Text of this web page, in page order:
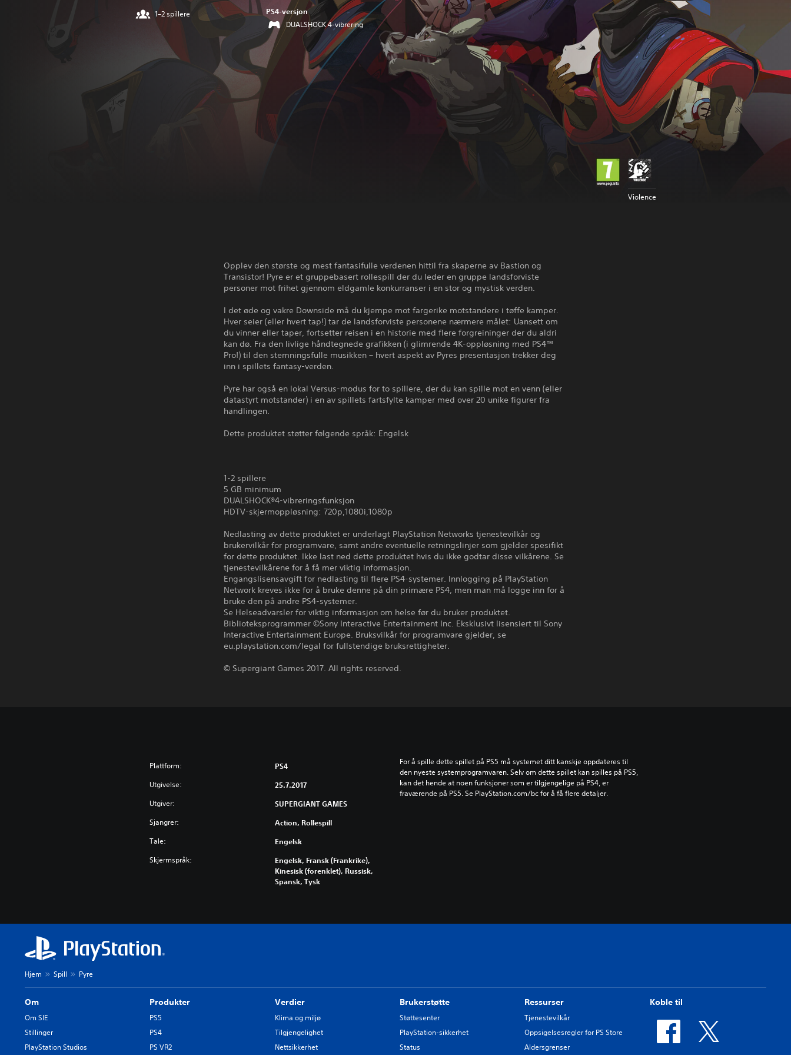
1–2 spillere PS4-versjon
DUALSHOCK 4-vibrering
Violence
Opplev den største og mest fantasifulle verdenen hittil fra skaperne av Bastion og
Transistor! Pyre er et gruppebasert rollespill der du leder en gruppe landsforviste
personer mot frihet gjennom eldgamle konkurranser i en stor og mystisk verden.
I det øde og vakre Downside må du kjempe mot fargerike motstandere i tøffe kamper.
Hver seier (eller hvert tap!) tar de landsforviste personene nærmere målet: Uansett om
du vinner eller taper, fortsetter reisen i en historie med flere forgreininger der du aldri
kan dø. Fra den livlige håndtegnede grafikken (i glimrende 4K-oppløsning med PS4™
Pro!) til den stemningsfulle musikken – hvert aspekt av Pyres presentasjon trekker deg
inn i spillets fantasy-verden.
Pyre har også en lokal Versus-modus for to spillere, der du kan spille mot en venn (eller
datastyrt motstander) i en av spillets fartsfylte kamper med over 20 unike figurer fra
handlingen.
Dette produktet støtter følgende språk: Engelsk
1-2 spillere
5 GB minimum
DUALSHOCK®4-vibreringsfunksjon
HDTV-skjermoppløsning: 720p,1080i,1080p
Nedlasting av dette produktet er underlagt PlayStation Networks tjenestevilkår og
brukervilkår for programvare, samt andre eventuelle retningslinjer som gjelder spesifikt
for dette produktet. Ikke last ned dette produktet hvis du ikke godtar disse vilkårene. Se
tjenestevilkårene for å få mer viktig informasjon.
Engangslisensavgift for nedlasting til flere PS4-systemer. Innlogging på PlayStation
Network kreves ikke for å bruke denne på din primære PS4, men man må logge inn for å
bruke den på andre PS4-systemer.
Se Helseadvarsler for viktig informasjon om helse før du bruker produktet.
Biblioteksprogrammer ©Sony Interactive Entertainment Inc. Eksklusivt lisensiert til Sony
Interactive Entertainment Europe. Bruksvilkår for programvare gjelder, se
eu.playstation.com/legal for fullstendige bruksrettigheter.
© Supergiant Games 2017. All rights reserved.
Plattform: PS4
Utgivelse: 25.7.2017
Utgiver: SUPERGIANT GAMES
Sjangrer: Action, Rollespill
Tale: Engelsk
Skjermspråk:
Engelsk, Fransk (Frankrike),
Kinesisk (forenklet), Russisk,
Spansk, Tysk
For å spille dette spillet på PS5 må systemet ditt kanskje oppdateres til
den nyeste systemprogramvaren. Selv om dette spillet kan spilles på PS5,
kan det hende at noen funksjoner som er tilgjengelige på PS4, er
fraværende på PS5. Se PlayStation.com/bc for å få flere detaljer.
Hjem Spill Pyre
Om
Om SIE
Stillinger
PlayStation Studios
Produkter
PS5
PS4
PS VR2
Verdier
Klima og miljø
Tilgjengelighet
Nettsikkerhet
Brukerstøtte
Støttesenter
PlayStation-sikkerhet
Status
Ressurser
Tjenestevilkår
Oppsigelsesregler for PS Store
Aldersgrenser
Koble til